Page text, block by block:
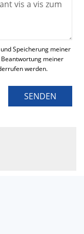
Speicherung meiner
meiner
werden.
SENDEN